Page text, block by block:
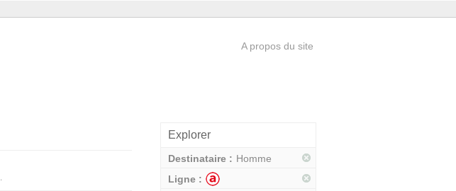
A propos du site
.
Explorer
Destinataire : Homme
Ligne :